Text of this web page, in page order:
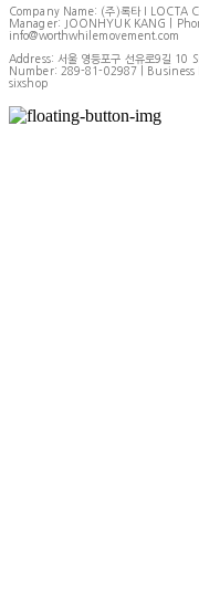
Company Name: (주)록타 I LOCTA
Manager: JOONHYUK KANG |
info@worthwhilemovement.com
Address: 서울 영등포구 선유로9길
Number: 289-81-02987 |
sixshop